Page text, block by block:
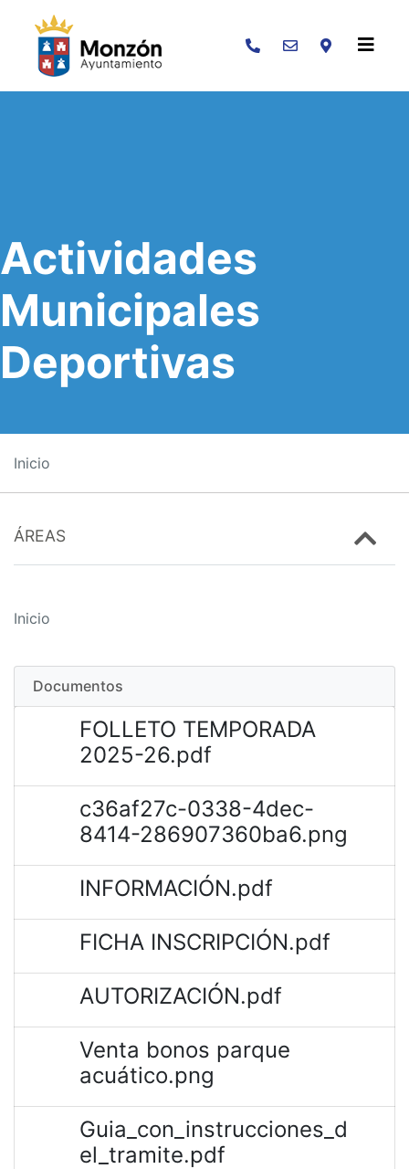
Buscar
Actividades
Municipales
Deportivas
Inicio
ÁREAS
Inicio
Documentos
FOLLETO TEMPORADA
2025-26.pdf
c36af27c-0338-4dec-
8414-286907360ba6.png
INFORMACIÓN.pdf
FICHA INSCRIPCIÓN.pdf
AUTORIZACIÓN.pdf
Venta bonos parque
acuático.png
Guia_con_instrucciones_d
el_tramite.pdf